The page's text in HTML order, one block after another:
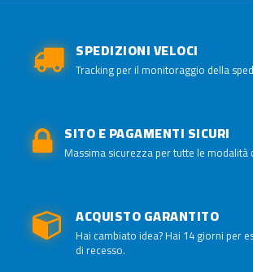
SPEDIZIONI VELOCI
Tracking per il monitoraggio della
SITO E PAGAMENTI SICURI
Massima sicurezza per tutte le modalità
ACQUISTO GARANTITO
Hai cambiato idea? Hai 14 giorni per
di recesso.